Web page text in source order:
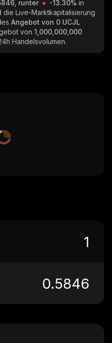
runter -13.30% in
Live-Marktkapitalisierung
Angebot von 0 UCJL
von 1,000,000,000
Handelsvolumen.